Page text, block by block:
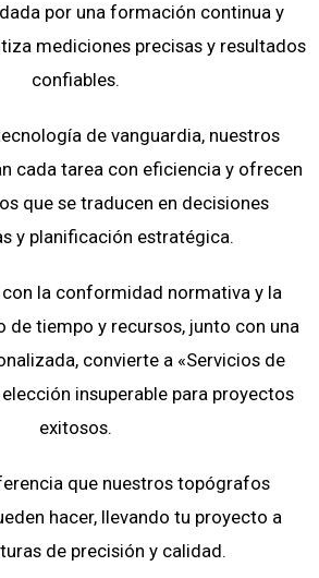
por una formación continua y
mediciones precisas y resultados
confiables.
de vanguardia, nuestros
cada tarea con eficiencia y ofrecen
que se traducen en decisiones
y planificación estratégica.
la conformidad normativa y la
de tiempo y recursos, junto con una
convierte a «Servicios de
insuperable para proyectos
exitosos.
que nuestros topógrafos
hacer, llevando tu proyecto a
de precisión y calidad.